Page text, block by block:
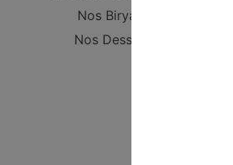
Nos Biryanis
Nos Desserts